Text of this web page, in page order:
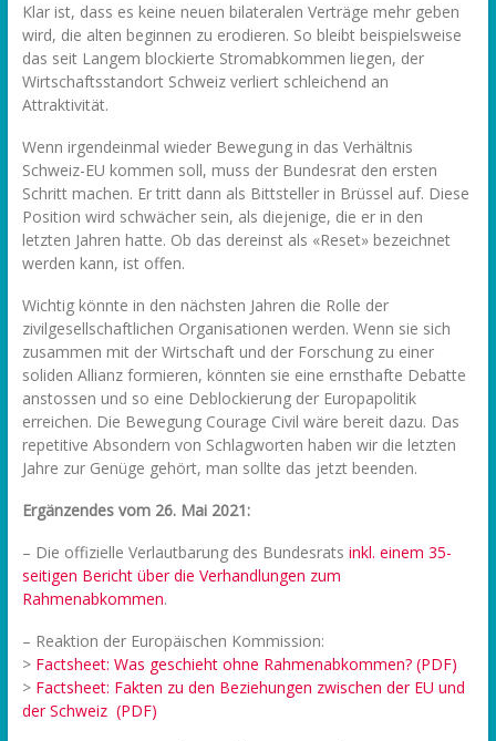
Klar ist, dass es keine neuen bilateralen Verträge mehr geben
wird, die alten beginnen zu erodieren. So bleibt beispielsweise
das seit Langem blockierte Stromabkommen liegen, der
Wirtschaftsstandort Schweiz verliert schleichend an
Attraktivität.
Wenn irgendeinmal wieder Bewegung in das Verhältnis
Schweiz-EU kommen soll, muss der Bundesrat den ersten
Schritt machen. Er tritt dann als Bittsteller in Brüssel auf. Diese
Position wird schwächer sein, als diejenige, die er in den
letzten Jahren hatte. Ob das dereinst als «Reset» bezeichnet
werden kann, ist offen.
Wichtig könnte in den nächsten Jahren die Rolle der
zivilgesellschaftlichen Organisationen werden. Wenn sie sich
zusammen mit der Wirtschaft und der Forschung zu einer
soliden Allianz formieren, könnten sie eine ernsthafte Debatte
anstossen und so eine Deblockierung der Europapolitik
erreichen. Die Bewegung Courage Civil wäre bereit dazu. Das
repetitive Absondern von Schlagworten haben wir die letzten
Jahre zur Genüge gehört, man sollte das jetzt beenden.
Ergänzendes vom 26. Mai 2021:
– Die offizielle Verlautbarung des Bundesrats inkl. einem 35-
seitigen Bericht über die Verhandlungen zum
Rahmenabkommen.
– Reaktion der Europäischen Kommission:
> Factsheet: Was geschieht ohne Rahmenabkommen? (PDF)
> Factsheet: Fakten zu den Beziehungen zwischen der EU und
der Schweiz (PDF)